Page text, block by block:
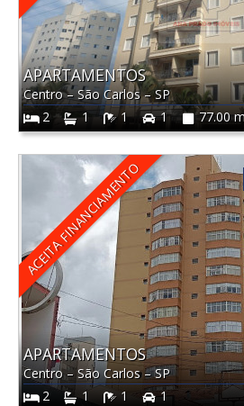
APARTAMENTOS
Centro–São Carlos–SP
2
1 1 1 77.00
ACEITA FINANCIAMENTO
APARTAMENTOS
Centro– São Carlos–SP
2
1 1 1